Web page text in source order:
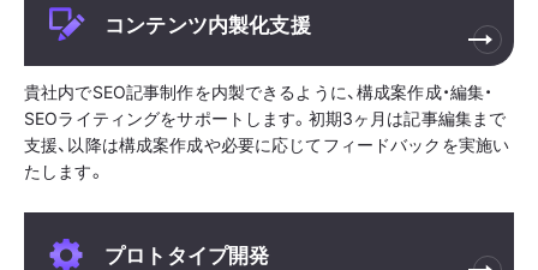
コンテンツ内製化支援
貴社内でSEO記事制作を内製できるように、構成案作成・編集・
SEOライティングをサポートします。初期3ヶ月は記事編集まで
支援、以降は構成案作成や必要に応じてフィードバックを実施い
たします。
プロトタイプ開発